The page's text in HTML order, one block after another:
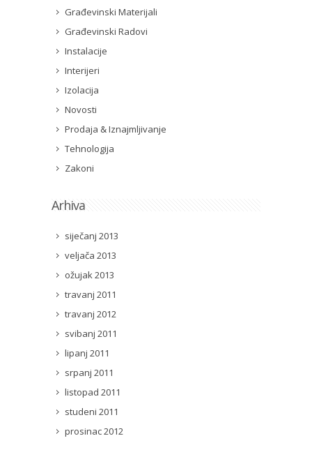
Građevinski Materijali
Građevinski Radovi
Instalacije
Interijeri
Izolacija
Novosti
Prodaja & Iznajmljivanje
Tehnologija
Zakoni
Arhiva
siječanj 2013
veljača 2013
ožujak 2013
travanj 2011
travanj 2012
svibanj 2011
lipanj 2011
srpanj 2011
listopad 2011
studeni 2011
prosinac 2012